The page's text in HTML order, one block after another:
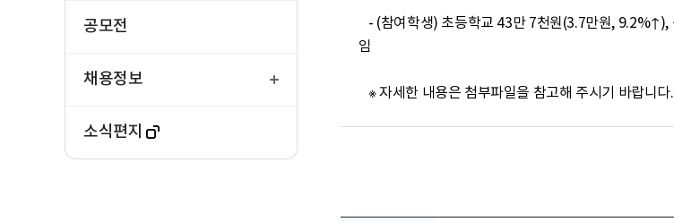
공모전
채용정보
소식편지
임
   ※ 자세한 내용은 첨부파일을 참고해 주시기 바랍니다.